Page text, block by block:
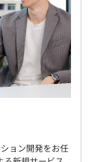
ョン開発をお任